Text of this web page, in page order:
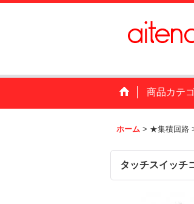
商品カテ
ホーム > ★集積回路
タッチスイッチ